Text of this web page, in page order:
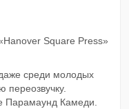
Square Press»
среди молодых
Парамаунд Камеди.